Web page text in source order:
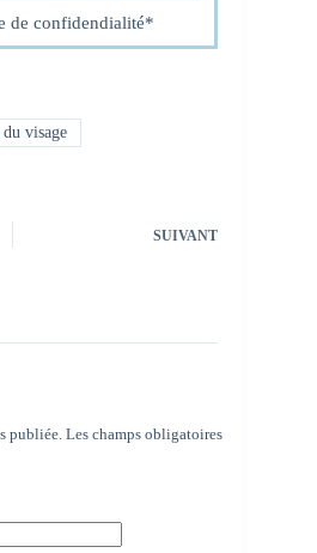
de confidendialité*
visage
SUIVANT
publiée. Les champs obligatoires